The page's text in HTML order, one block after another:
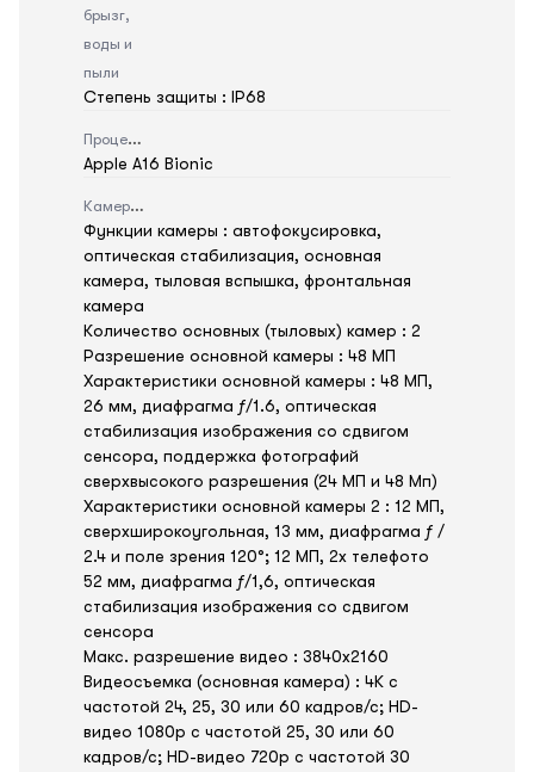
брызг,
воды и
пыли
Степень защиты : IP68
Процессор
Apple A16 Bionic
Камера
Функции камеры : автофокусировка,
оптическая стабилизация, основная
камера, тыловая вспышка, фронтальная
камера
Количество основных (тыловых) камер : 2
Разрешение основной камеры : 48 МП
Характеристики основной камеры : 48 МП,
26 мм, диафрагма ƒ/1.6, оптическая
стабилизация изображения со сдвигом
сенсора, поддержка фотографий
сверхвысокого разрешения (24 МП и 48 Мп)
Характеристики основной камеры 2 : 12 МП,
сверхширокоугольная, 13 мм, диафрагма ƒ /
2.4 и поле зрения 120°; 12 МП, 2x телефото
52 мм, диафрагма ƒ/1,6, оптическая
стабилизация изображения со сдвигом
сенсора
Макс. разрешение видео : 3840x2160
Видеосъемка (основная камера) : 4K с
частотой 24, 25, 30 или 60 кадров/ с; HD-
видео 1080p с частотой 25, 30 или 60
кадров/ с; HD-видео 720p с частотой 30